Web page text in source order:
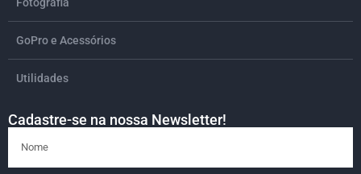
GoPro e Acessórios
Utilidades
Cadastre-se na nossa Newsletter!